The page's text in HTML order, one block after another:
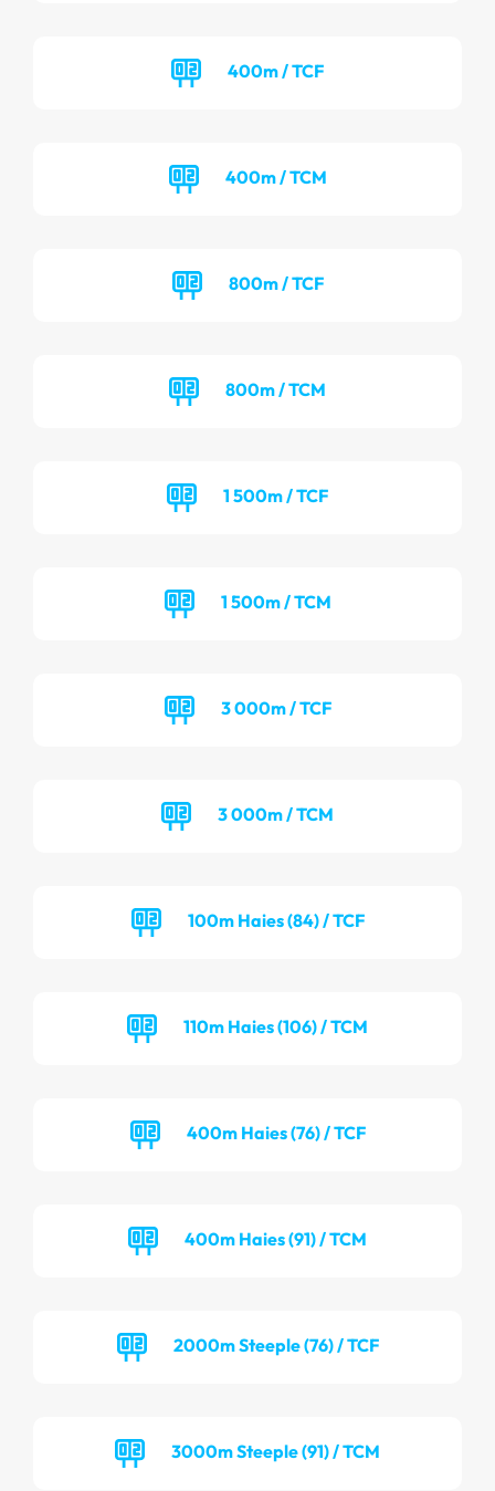
400m / TCF
400m / TCM
800m / TCF
800m / TCM
1 500m / TCF
1 500m / TCM
3 000m / TCF
3 000m / TCM
100m Haies (84) / TCF
110m Haies (106) / TCM
400m Haies (76) / TCF
400m Haies (91) / TCM
2000m Steeple (76) / TCF
3000m Steeple (91) / TCM